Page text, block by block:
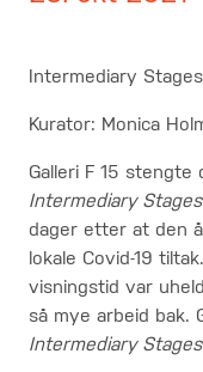
Intermediary
Kurator: Monica
Galleri F 15 stengte
Intermediary
dager etter at den
lokale Covid-19
visningstid var
så mye arbeid bak.
Intermediary